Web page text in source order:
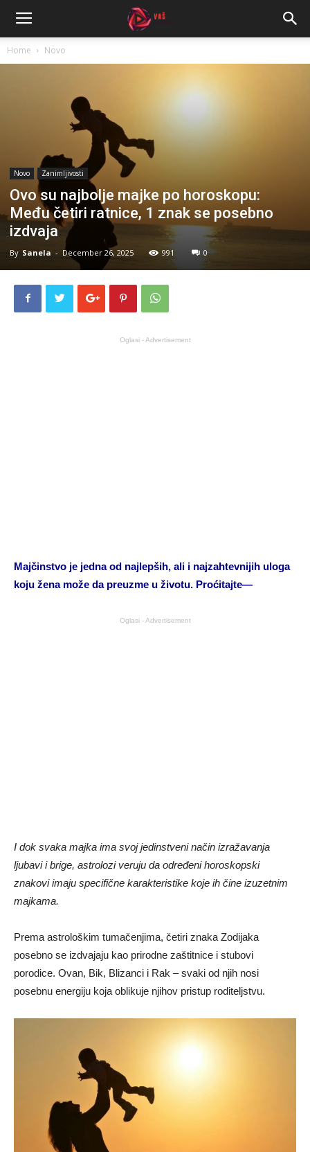
Home Novo
Novo Zanimljivosti
Ovo su najbolje majke po horoskopu:
Među četiri ratnice, 1 znak se posebno
izdvaja
By Sanela - December 26, 2025 991 0
Oglasi - Advertisement
Majčinstvo je jedna od najlepših, ali i najzahtevnijih uloga
koju žena može da preuzme u životu. Proćitajte—
Oglasi - Advertisement
I dok svaka majka ima svoj jedinstveni način izražavanja
ljubavi i brige, astrolozi veruju da određeni horoskopski
znakovi imaju specifične karakteristike koje ih čine izuzetnim
majkama.
Prema astrološkim tumačenjima, četiri znaka Zodijaka
posebno se izdvajaju kao prirodne zaštitnice i stubovi
porodice. Ovan, Bik, Blizanci i Rak – svaki od njih nosi
posebnu energiju koja oblikuje njihov pristup roditeljstvu.